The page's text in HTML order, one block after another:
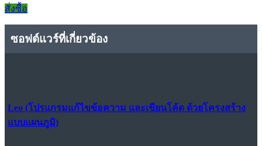
สั่งซื้อ
ซอฟต์แวร์ที่เกี่ยวข้อง
Leo (โปรแกรมแก้ไขข้อความ และเขียนโค้ด ด้วยโครงสร้าง
แบบแผนภูมิ)